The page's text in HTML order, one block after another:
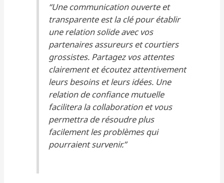
“Une communication ouverte et
transparente est la clé pour établir
une relation solide avec vos
partenaires assureurs et courtiers
grossistes. Partagez vos attentes
clairement et écoutez attentivement
leurs besoins et leurs idées. Une
relation de confiance mutuelle
facilitera la collaboration et vous
permettra de résoudre plus
facilement les problèmes qui
pourraient survenir.”